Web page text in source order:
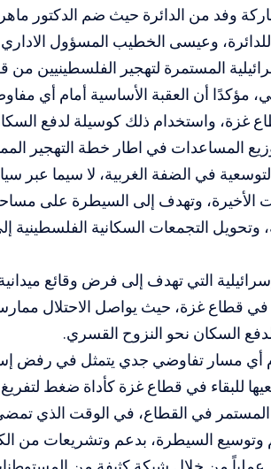
وفد من الدائرة حيث ضم الدكتور ماهر
للدائرة، وعيسى الخطيب المسؤول
المستمرة لتهجير الفلسطينيين
مؤكدًا أن العقبة الأساسية أمام أي
غزة، واستخدام ذلك كوسيلة لدفع
المساعدات في اطار خطة التهجير
في الضفة الغربية، لا سيما عبر
الأخيرة، وتهدف إلى السيطرة على
التجمعات السكانية الفلسطينية
التي تهدف إلى فرض وقائع
قطاع غزة، حيث يواصل الاحتلال
السكان نحو النزوح القسري.
أي مسار تفاوضي جدي يتمثل في رفض
للبقاء في قطاع غزة كأداة ضغط
المستمر في القطاع، في الوقت الذي
وتوسيع السيطرة، بدعم وتشريعات من